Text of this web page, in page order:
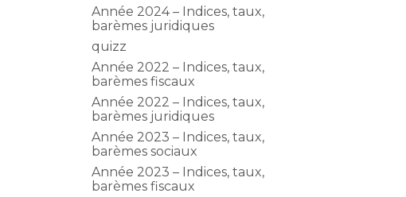
Année 2024 – Indices, taux,
barèmes juridiques
quizz
Année 2022 – Indices, taux,
barèmes fiscaux
Année 2022 – Indices, taux,
barèmes juridiques
Année 2023 – Indices, taux,
barèmes sociaux
Année 2023 – Indices, taux,
barèmes fiscaux